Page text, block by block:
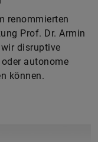
renommierten
Prof. Dr. Armin
disruptive
autonome
können.